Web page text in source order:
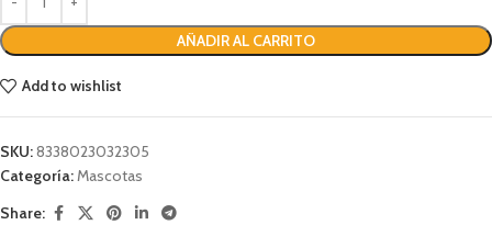
AÑADIR AL CARRITO
Add to wishlist
SKU:8338023032305
Categoría: Mascotas
Share: